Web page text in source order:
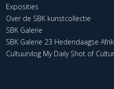
Exposities
Over de SBK kunstcollectie
SBK Galerie
SBK Galerie 23 Hedendaagse
Cultuurvlog My Daily Shot of